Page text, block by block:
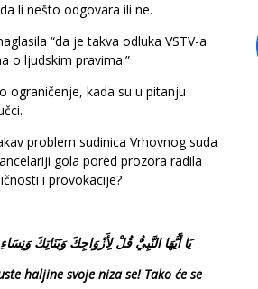
li nešto odgovara ili ne.
“da je takva odluka VSTV-a
o ljudskim pravima.”
ograničenje, kada su u pitanju
problem sudinica Vrhovnog suda
gola pored prozora radila
i provokacije?
يَا أَيُّهَا النَّبِيُّ قُلْ لِأَزْوَاجِكَ وَبَنَاتِكَ
haljine svoje niza se! Tako će se